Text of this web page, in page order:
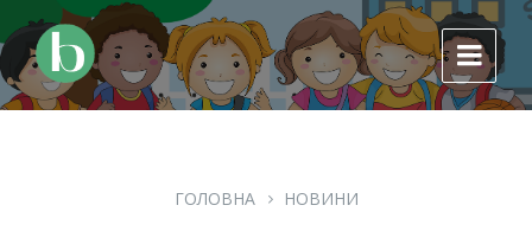
to
content
to
main
navigation
to
footer
ГОЛОВНА НОВИНИ